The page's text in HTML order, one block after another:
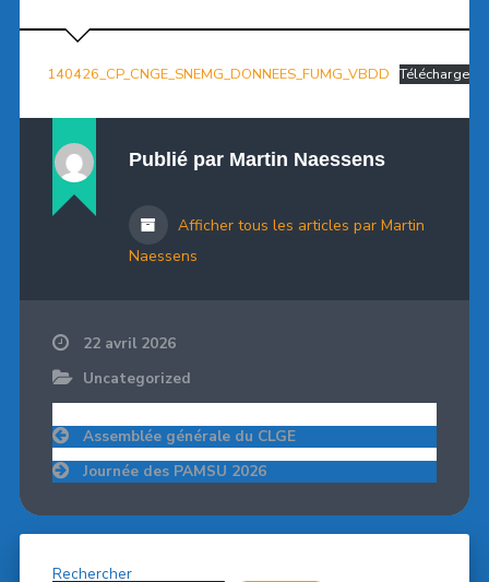
140426_CP_CNGE_SNEMG_DONNEES_FUMG_VBDD Télécharger
Publié par Martin Naessens
Afficher tous les articles par Martin
Naessens
22 avril 2026
Uncategorized
Navigation
de
l’article
Assemblée générale du CLGE
Journée des PAMSU 2026
Rechercher